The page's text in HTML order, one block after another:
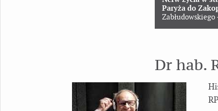
Paryża do
Dr hab.